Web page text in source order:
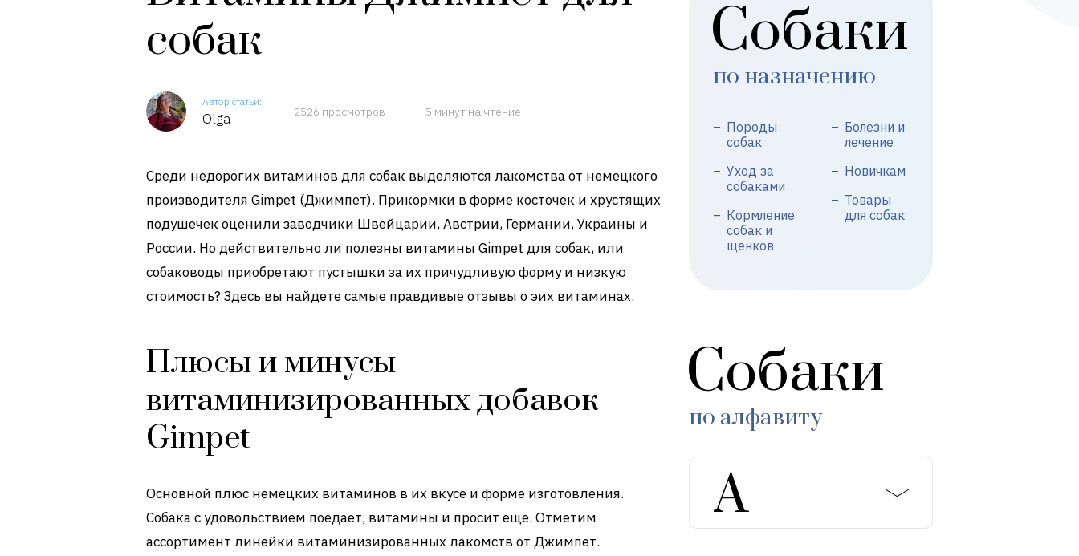
собак
Автор статьи:
Olga 2526 просмотров 5 минут на чтение
Среди недорогих витаминов для собак выделяются лакомства от немецкого
производителя Gimpet (Джимпет). Прикормки в форме косточек и хрустящих
подушечек оценили заводчики Швейцарии, Австрии, Германии, Украины и
России. Но действительно ли полезны витамины Gimpet для собак, или
собаководы приобретают пустышки за их причудливую форму и низкую
стоимость? Здесь вы найдете самые правдивые отзывы о эих витаминах.
Плюсы и минусы
витаминизированных добавок
Gimpet
Основной плюс немецких витаминов в их вкусе и форме изготовления.
Собака с удовольствием поедает, витамины и просит еще. Отметим
ассортимент линейки витаминизированных лакомств от Джимпет.
Собаки
по назначению
Породы
собак
Уход за
собаками
Кормление
собак и
щенков
Болезни и
лечение
Новичкам
Товары
для собак
Собаки
по алфавиту